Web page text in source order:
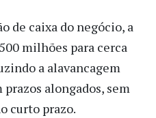
de caixa do negócio, a
milhões para cerca
a alavancagem
prazos alongados, sem
curto prazo.